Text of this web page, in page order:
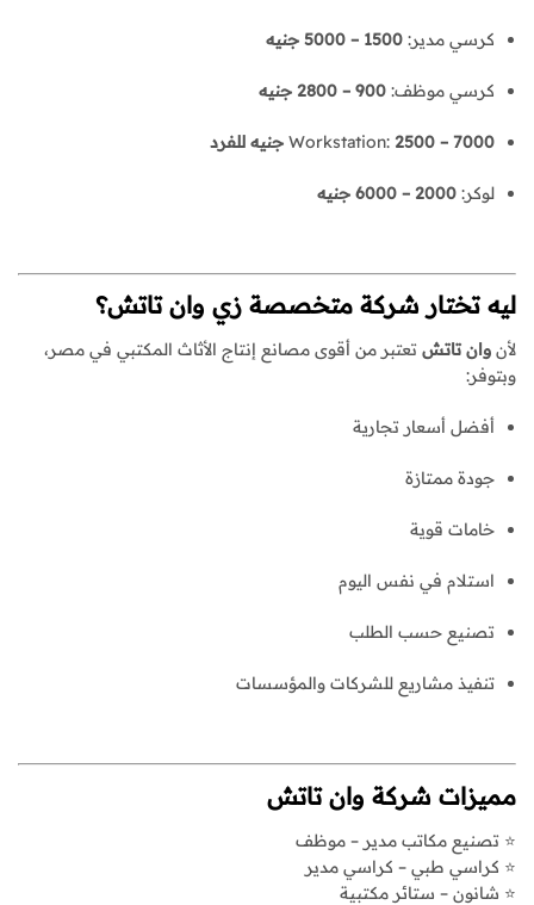
كرسي مدير:1500 – 5000 جنيه
كرسي موظف:900 – 2800 جنيه
Workstation:2500 – 7000 جنيه للفرد
لوكر:2000 – 6000 جنيه
ليه تختار شركة متخصصة زي وان تاتش؟
لأنوان تاتشتعتبر من أقوى مصانع إنتاج الأثاث المكتبي في مصر،
وبتوفر:
أفضل أسعار تجارية
جودة ممتازة
خامات قوية
استلام في نفس اليوم
تصنيع حسب الطلب
تنفيذ مشاريع للشركات والمؤسسات
مميزات شركة وان تاتش
⭐ تصنيع مكاتب مدير – موظف
⭐ كراسي طبي – كراسي مدير
⭐ شانون – ستائر مكتبية